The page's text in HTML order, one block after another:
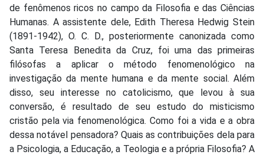
de fenômenos ricos no campo da Filosofia e das Ciências
Humanas. A assistente dele, Edith Theresa Hedwig Stein
(1891-1942), O. C. D., posteriormente canonizada como
Santa Teresa Benedita da Cruz, foi uma das primeiras
filósofas a aplicar o método fenomenológico na
investigação da mente humana e da mente social. Além
disso, seu interesse no catolicismo, que levou à sua
conversão, é resultado de seu estudo do misticismo
cristão pela via fenomenológica. Como foi a vida e a obra
dessa notável pensadora? Quais as contribuições dela para
a Psicologia, a Educação, a Teologia e a própria Filosofia? A